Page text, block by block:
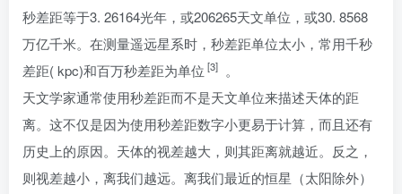
秒差距等于3. 26164光年，或206265天文单位，或30. 8568
万亿千米。在测量遥远星系时，秒差距单位太小，常用千秒
差距( kpc)和百万秒差距为单位 [3]
。
天文学家通常使用秒差距而不是天文单位来描述天体的距
离。这不仅是因为使用秒差距数字小更易于计算，而且还有
历史上的原因。天体的视差越大，则其距离就越近。反之，
则视差越小，离我们越远。离我们最近的恒星（太阳除外）